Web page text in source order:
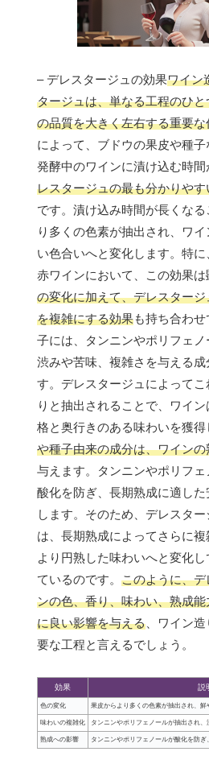
– デレスタージュの効果ワイン
タージュは、単なる工程のひ
の品質を大きく左右する重要な
によって、ブドウの果皮や種子
発酵中のワインに漬け込む時間
レスタージュの最も分かりや
です。漬け込み時間が長くな
り多くの色素が抽出され、ワ
い色合いへと変化します。特
赤ワインにおいて、この効果は
の変化に加えて、デレスター
を複雑にする効果も持ち合わ
子には、タンニンやポリフェ
渋みや苦味、複雑さを与える成
す。デレスタージュによってこ
りと抽出されることで、ワイ
格と奥行きのある味わいを獲得
や種子由来の成分は、ワイン
与えます。タンニンやポリフ
酸化を防ぎ、長期熟成に適し
します。そのため、デレスタ
は、長期熟成によってさらに複
より円熟した味わいへと変化
ているのです。 このように、
ンの色、香り、味わい、熟成
に良い影響を与える 、ワイン
要な工程と言えるでしょう。
効果 説
色の変化 果皮からより多くの色素が抽出され、鮮
味わいの複雑化 タンニンやポリフェノールが抽出され、
熟成への影響 タンニンやポリフェノールが酸化を防ぎ